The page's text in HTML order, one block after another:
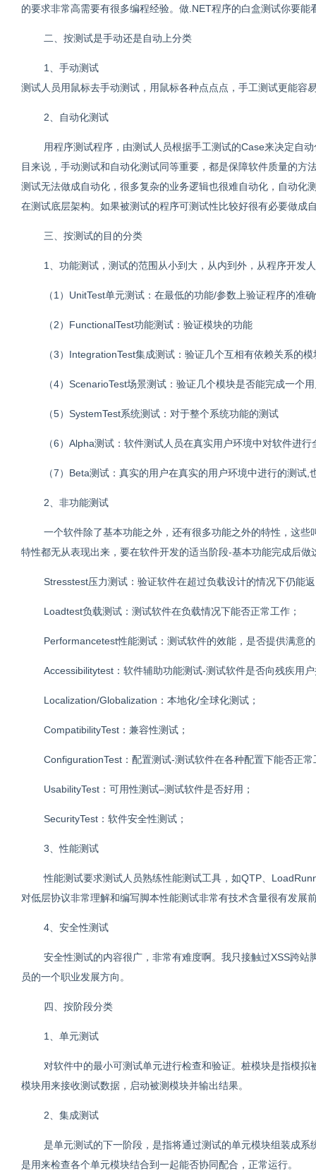
的要求非常高需要有很多编程经验。做.NET程序的白盒测试你要
二、按测试是手动还是自动上分类
1、手动测试
测试人员用鼠标去手动测试，用鼠标各种点点点，手工测试更能容
2、自动化测试
用程序测试程序，由测试人员根据手工测试的Case来决定自
目来说，手动测试和自动化测试同等重要，都是保障软件质量的
测试无法做成自动化，很多复杂的业务逻辑也很难自动化，自动
在测试底层架构。如果被测试的程序可测试性比较好很有必要做成
三、按测试的目的分类
1、功能测试，测试的范围从小到大，从内到外，从程序开发
（1）UnitTest单元测试：在最低的功能/参数上验证程序的准
（2）FunctionalTest功能测试：验证模块的功能
（3）IntegrationTest集成测试：验证几个互相有依赖关系的
（4）ScenarioTest场景测试：验证几个模块是否能完成一个
（5）SystemTest系统测试：对于整个系统功能的测试
（6）Alpha测试：软件测试人员在真实用户环境中对软件进行
（7）Beta测试：真实的用户在真实的用户环境中进行的测试,
2、非功能测试
一个软件除了基本功能之外，还有很多功能之外的特性，这
特性都无从表现出来，要在软件开发的适当阶段-基本功能完成后做
Stresstest压力测试：验证软件在超过负载设计的情况下仍能
Loadtest负载测试：测试软件在负载情况下能否正常工作；
Performancetest性能测试：测试软件的效能，是否提供满意
Accessibilitytest：软件辅助功能测试-测试软件是否向残疾用
Localization/Globalization：本地化/全球化测试；
CompatibilityTest：兼容性测试；
ConfigurationTest：配置测试-测试软件在各种配置下能否正常
UsabilityTest：可用性测试–测试软件是否好用；
SecurityTest：软件安全性测试；
3、性能测试
性能测试要求测试人员熟练性能测试工具，如QTP、
对低层协议非常理解和编写脚本性能测试非常有技术含量很有发展
4、安全性测试
安全性测试的内容很广，非常有难度啊。我只接触过XSS跨
员的一个职业发展方向。
四、按阶段分类
1、单元测试
对软件中的最小可测试单元进行检查和验证。桩模块是指模
模块用来接收测试数据，启动被测模块并输出结果。
2、集成测试
是单元测试的下一阶段，是指将通过测试的单元模块组装成
是用来检查各个单元模块结合到一起能否协同配合，正常运行。